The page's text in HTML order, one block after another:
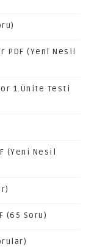
PDF (Yeni Nesil
1.Ünite Testi
(Yeni Nesil
(65 Soru)